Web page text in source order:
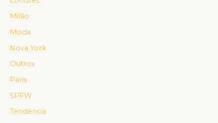
Milão
Moda
Nova York
Outros
Paris
SPFW
Tendência